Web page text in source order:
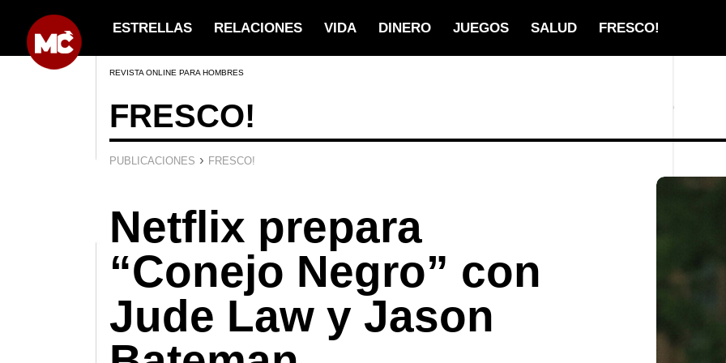
ESTRELLAS RELACIONES VIDA DINERO JUEGOS SALUD FRESCO!
REVISTA ONLINE PARA HOMBRES
FRESCO!
PUBLICACIONES › FRESCO!
Netflix prepara
“Conejo Negro” con
Jude Law y Jason